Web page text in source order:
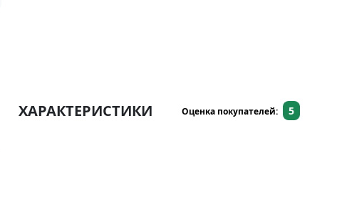
ХАРАКТЕРИСТИКИ Оценка покупателей: 5